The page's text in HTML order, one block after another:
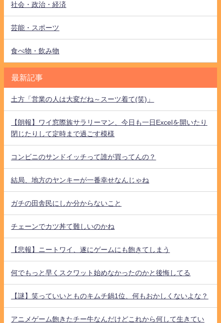
社会・政治・経済
芸能・スポーツ
食べ物・飲み物
最新記事
土方「営業の人は大変だね～スーツ着て(笑)」
【朗報】ワイ窓際族サラリーマン、今日も一日Excelを開いたり
閉じたりして定時まで過ごす模様
コンビニのサンドイッチって誰が買ってんの？
結局、地方のヤンキーが一番幸せなんじゃね
ガチの田舎民にしか分からないこと
チェーンでカツ丼て難しいのかね
【悲報】ニートワイ、遂にゲームにも飽きてしまう
何でもっと早くスクワット始めなかったのかと後悔してる
【謎】笑っていいとものキムチ鍋1位、何もおかしくないよな？
アニメゲーム飽きたチー牛なんだけどこれから何して生きてい